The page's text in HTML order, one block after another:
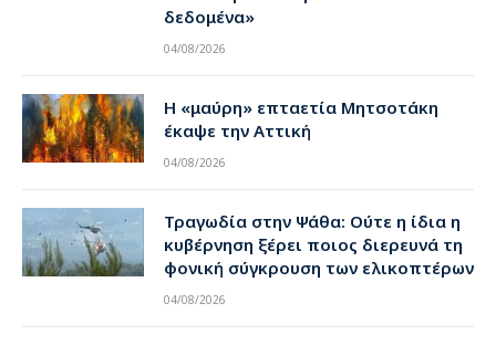
δεδομένα»
04/08/2026
Η «μαύρη» επταετία Μητσοτάκη
έκαψε την Αττική
04/08/2026
Τραγωδία στην Ψάθα: Ούτε η ίδια η
κυβέρνηση ξέρει ποιος διερευνά τη
φονική σύγκρουση των ελικοπτέρων
04/08/2026